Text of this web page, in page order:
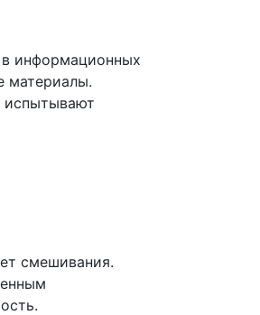
информационных
материалы.
испытывают
смешивания.